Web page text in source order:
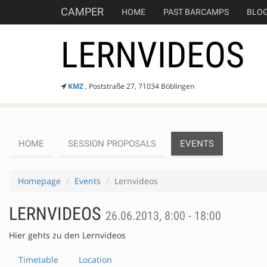
CAMPER HOME PAST BARCAMPS
LERNVIDEOS
KMZ, Poststraße 27, 71034 Böblingen
HOME SESSION PROPOSALS EVENTS
Homepage Events Lernvideos
LERNVIDEOS 26.06.2013, 8:00 - 18:00
Hier gehts zu den Lernvideos
Timetable Location